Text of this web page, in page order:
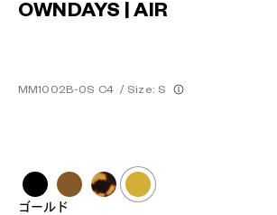
OWNDAYS | AIR
MM1002B-0S C4 / Size: S
ゴールド